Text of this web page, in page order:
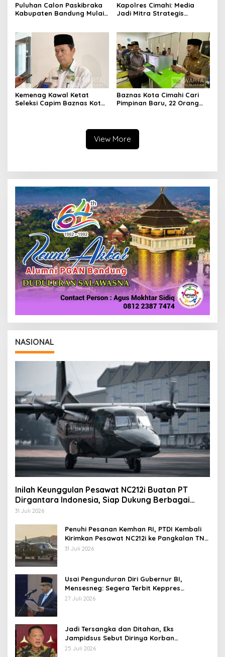
Puluhan Calon Paskibraka
Kabupaten Bandung Mulai
Kapolres Cimahi: Media
Jadi Mitra Strategis
Kemenag Kawal Ketat
Seleksi Capim Baznas Kota
Baznas Kota Cimahi Cari
Pimpinan Baru, 22 Orang
View More
NASIONAL
Inilah Keunggulan Pesawat NC212i Buatan PT
Dirgantara Indonesia, Siap Dukung Berbagai
Operasi TNI
31 Juli 2026
Penuhi Pesanan Kemhan RI, PTDI Kembali
Kirimkan Pesawat NC212i ke Pangkalan TNI
AU
31 Juli 2026
Usai Pengunduran Diri Gubernur BI,
Mensesneg: Segera Terbit Keppres
Pemberhentian dengan Hormat
27 Juli 2026
Jadi Tersangka dan Ditahan, Eks
Jampidsus Sebut Dirinya Korban
Kriminalisasi
25 Juli 2026